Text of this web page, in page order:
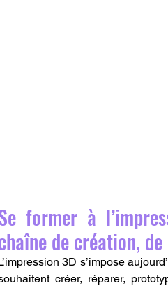
former à
de création,
3D s’impose
créer, réparer,